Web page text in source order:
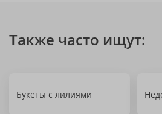
Также часто ищут:
Букеты с лилиями